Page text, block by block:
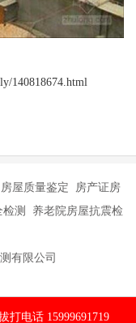
140818674.html
屋质量鉴定 房产证房
测 养老院房屋抗震检
有限公司
打电话 15999691719